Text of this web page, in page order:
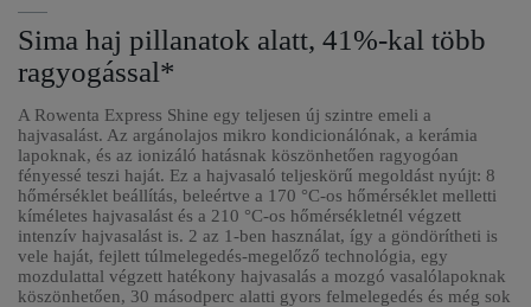
Sima haj pillanatok alatt, 41%-kal több
ragyogással*
A Rowenta Express Shine egy teljesen új szintre emeli a
hajvasalást. Az argánolajos mikro kondicionálónak, a kerámia
lapoknak, és az ionizáló hatásnak köszönhetően ragyogóan
fényessé teszi haját. Ez a hajvasaló teljeskörű megoldást nyújt: 8
hőmérséklet beállítás, beleértve a 170 °C-os hőmérséklet melletti
kíméletes hajvasalást és a 210 °C-os hőmérsékletnél végzett
intenzív hajvasalást is. 2 az 1-ben használat, így a göndörítheti is
vele haját, fejlett túlmelegedés-megelőző technológia, egy
mozdulattal végzett hatékony hajvasalás a mozgó vasalólapoknak
köszönhetően, 30 másodperc alatti gyors felmelegedés és még sok